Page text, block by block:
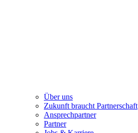
Über uns
Zukunft braucht Partnerschaft
Ansprechpartner
Partner